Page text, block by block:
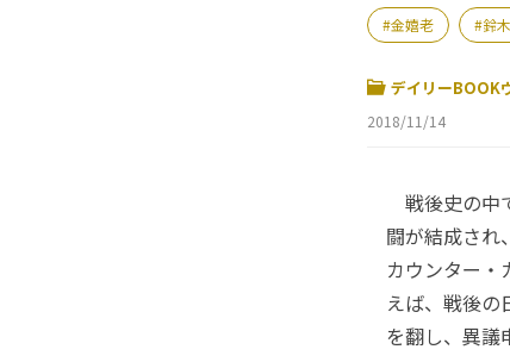
金嬉老 鈴
デイリーBOOK
2018/11/14
戦後史の中
闘が結成され
カウンター・
えば、戦後の
を翻し、異議